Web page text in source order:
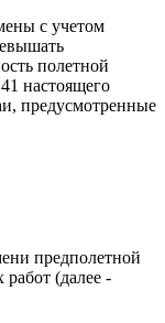
с учетом
полетной
настоящего
предусмотренные
предполетной
(далее -